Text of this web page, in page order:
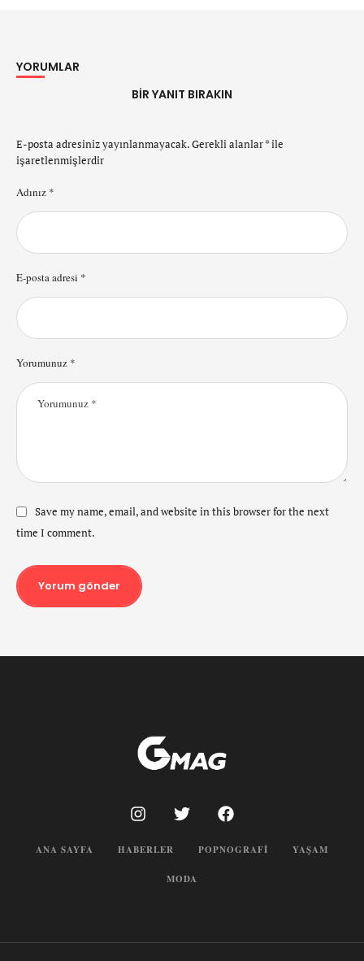
YORUMLAR
BIR YANIT BIRAKIN
E-posta adresiniz yayınlanmayacak.Gerekli alanlar*ile
işaretlenmişlerdir
Yorumunuz *
Adınız *
E-posta adresi *
Save my name, email, and website in this browser for the next
time I comment.
Yorum gönder
ANA SAYFA HABERLER POPNOGRAFI YAŞAM
MODA